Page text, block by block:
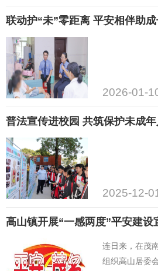
2026-01-
普法宣传进校园 共筑保护未成
2025-12-
高山镇开展“一感两度”平安建设
连日来，在茂
组织高山居委